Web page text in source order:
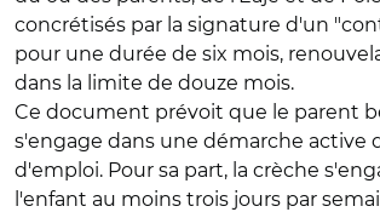
concrétisés par la signature d'un
pour une durée de six mois,
dans la limite de douze mois.
Ce document prévoit que le parent
s'engage dans une démarche active
d'emploi. Pour sa part, la crèche
l'enfant au moins trois jours par